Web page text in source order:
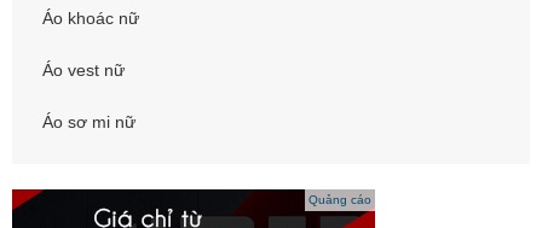
Áo khoác nữ
Áo vest nữ
Áo sơ mi nữ
Quảng cáo